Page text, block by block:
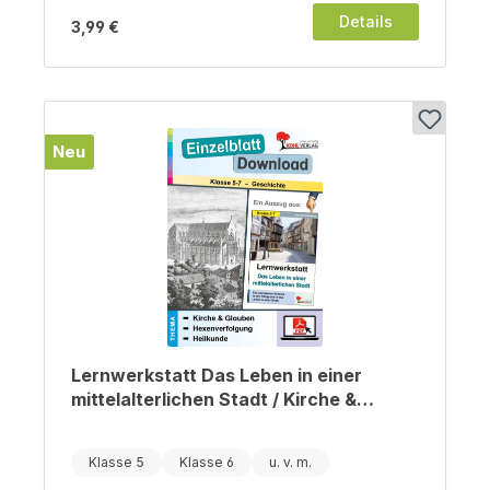
3,99 € Details
Neu
Lernwerkstatt Das Leben in einer
mittelalterlichen Stadt / Kirche &
Klasse 5 Klasse 6